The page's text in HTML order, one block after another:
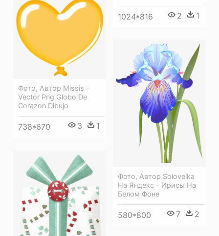
1024*816 2 1
Фото, Автор Missis -
Vector Png Globo De
Corazon Dibujo
738*670 3 1
Фото, Автор Soloveika
На Яндекс - Ирисы На
Белом Фоне
580*800 7 2